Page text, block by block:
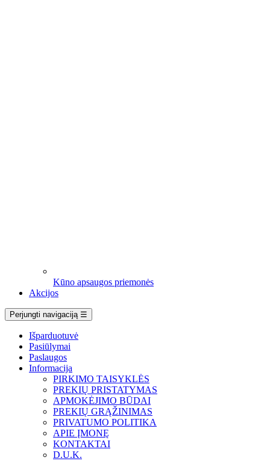
Kūno apsaugos priemonės
Akcijos
Perjungti navigaciją ☰
Išparduotuvė
Pasiūlymai
Paslaugos
Informacija
PIRKIMO TAISYKLĖS
PREKIŲ PRISTATYMAS
APMOKĖJIMO BŪDAI
PREKIŲ GRĄŽINIMAS
PRIVATUMO POLITIKA
APIE ĮMONĘ
KONTAKTAI
D.U.K.